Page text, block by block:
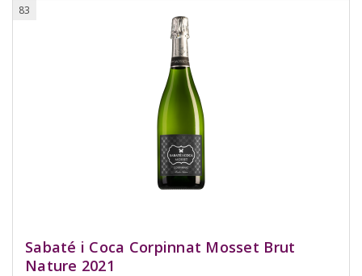
83
Sabaté i Coca Corpinnat Mosset Brut
Nature 2021